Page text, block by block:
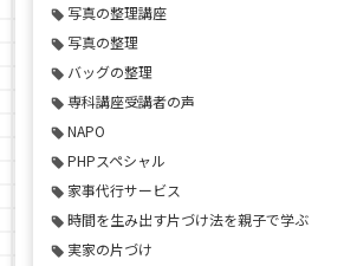
写真の整理講座
写真の整理
バッグの整理
専科講座受講者の声
NAPO
PHPスペシャル
家事代行サービス
時間を生み出す片づけ法を親子で学ぶ
実家の片づけ